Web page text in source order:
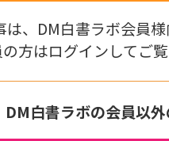
は、DM白書ラボ会員様
方はログインしてご覧
DM白書ラボの会員以